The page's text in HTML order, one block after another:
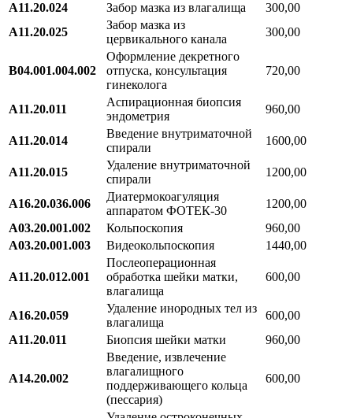
А11.20.024 Забор мазка из влагалища
300,00
А11.20.025
Забор мазка из
цервикального канала
300,00
В04.001.004.002
Оформление декретного
отпуска, консультация
гинеколога
720,00
А11.20.011
Аспирационная биопсия
эндометрия
960,00
А11.20.014
Введение внутриматочной
спирали
1600,00
А11.20.015
Удаление внутриматочной
спирали
1200,00
A16.20.036.006
Диатермокоагуляция
аппаратом ФОТЕК-30
1200,00
А03.20.001.002
Кольпоскопия
960,00
А03.20.001.003
Видеокольпоскопия 1440,00
A11.20.012.001
Послеоперационная
обработка шейки матки,
влагалища
600,00
А16.20.059
Удаление инородных тел из
влагалища
600,00
А11.20.011
Биопсия шейки матки 960,00
А14.20.002
Введение, извлечение
влагалищного
поддерживающего кольца
(пессария)
600,00